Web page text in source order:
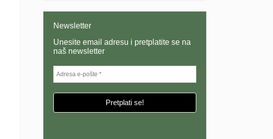
Newsletter
Unesite email adresu i pretplatite se na
naš newsletter